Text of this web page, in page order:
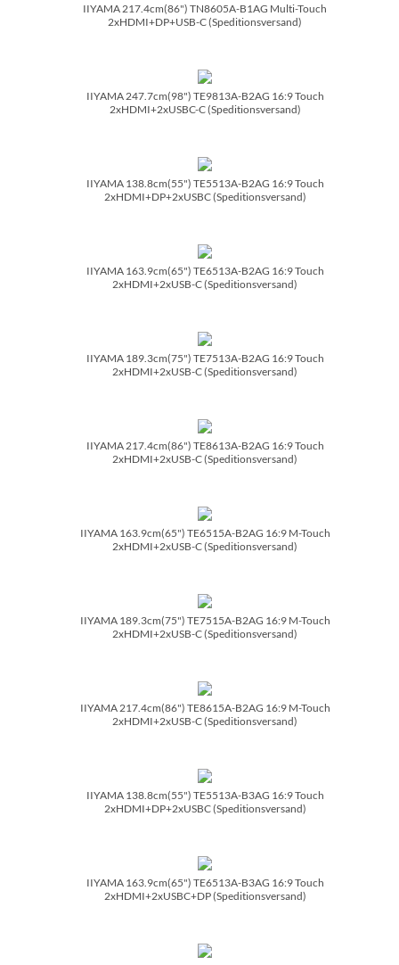
IIYAMA 217.4cm(86") TN8605A-B1AG Multi-Touch
2xHDMI+DP+USB-C (Speditionsversand)
IIYAMA 247.7cm(98") TE9813A-B2AG 16:9 Touch
2xHDMI+2xUSBC-C (Speditionsversand)
IIYAMA 138.8cm(55") TE5513A-B2AG 16:9 Touch
2xHDMI+DP+2xUSBC (Speditionsversand)
IIYAMA 163.9cm(65") TE6513A-B2AG 16:9 Touch
2xHDMI+2xUSB-C (Speditionsversand)
IIYAMA 189.3cm(75") TE7513A-B2AG 16:9 Touch
2xHDMI+2xUSB-C (Speditionsversand)
IIYAMA 217.4cm(86") TE8613A-B2AG 16:9 Touch
2xHDMI+2xUSB-C (Speditionsversand)
IIYAMA 163.9cm(65") TE6515A-B2AG 16:9 M-Touch
2xHDMI+2xUSB-C (Speditionsversand)
IIYAMA 189.3cm(75") TE7515A-B2AG 16:9 M-Touch
2xHDMI+2xUSB-C (Speditionsversand)
IIYAMA 217.4cm(86") TE8615A-B2AG 16:9 M-Touch
2xHDMI+2xUSB-C (Speditionsversand)
IIYAMA 138.8cm(55") TE5513A-B3AG 16:9 Touch
2xHDMI+DP+2xUSBC (Speditionsversand)
IIYAMA 163.9cm(65") TE6513A-B3AG 16:9 Touch
2xHDMI+2xUSBC+DP (Speditionsversand)